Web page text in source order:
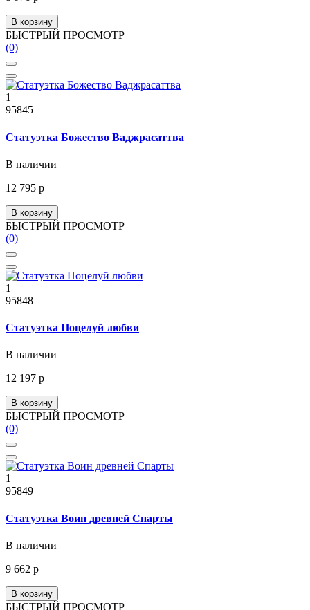
В корзину
БЫСТРЫЙ ПРОСМОТР
(0)
1
95845
Статуэтка Божество Ваджрасаттва
В наличии
12 795 р
В корзину
БЫСТРЫЙ ПРОСМОТР
(0)
1
95848
Статуэтка Поцелуй любви
В наличии
12 197 р
В корзину
БЫСТРЫЙ ПРОСМОТР
(0)
1
95849
Статуэтка Воин древней Спарты
В наличии
9 662 р
В корзину
БЫСТРЫЙ ПРОСМОТР